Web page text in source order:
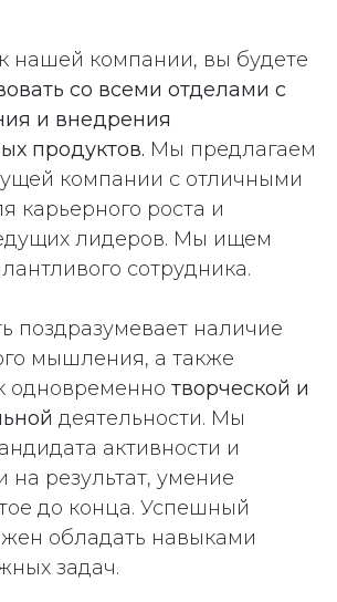
нашей компании, вы будете
со всеми отделами с
и внедрения
продуктов. Мы предлагаем
компании с отличными
карьерного роста и
лидеров. Мы ищем
сотрудника.
поздразумевает наличие
мышления, а также
одновременно творческой и
деятельности. Мы
активности и
на результат, умение
до конца. Успешный
обладать навыками
задач.